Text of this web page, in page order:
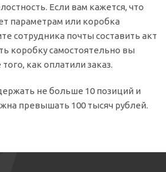
Если вам кажется, что
параметрам или коробка
сотрудника почты составить акт
коробку самостоятельно вы
как оплатили заказ.
не больше 10 позиций и
превышать 100 тысяч рублей.